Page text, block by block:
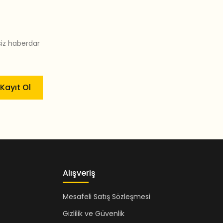
haberdar
Kayıt Ol
Alışveriş
Mesafeli Satış Sözleşmesi
Gizlilik ve Güvenlik